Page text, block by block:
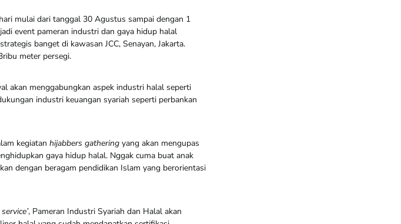
mulai dari tanggal 30 Agustus sampai dengan 1
event pameran industri dan gaya hidup halal
banget di kawasan JCC, Senayan, Jakarta.
meter persegi.
akan menggabungkan aspek industri halal seperti
industri keuangan syariah seperti perbankan
kegiatan hijabbers gathering yang akan mengupas
gaya hidup halal. Nggak cuma buat anak
dengan beragam pendidikan Islam yang berorientasi
, Pameran Industri Syariah dan Halal akan